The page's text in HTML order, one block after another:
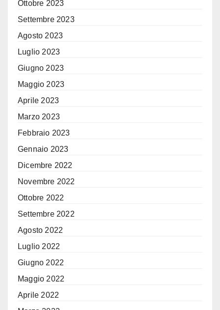
Ottobre 2023
Settembre 2023
Agosto 2023
Luglio 2023
Giugno 2023
Maggio 2023
Aprile 2023
Marzo 2023
Febbraio 2023
Gennaio 2023
Dicembre 2022
Novembre 2022
Ottobre 2022
Settembre 2022
Agosto 2022
Luglio 2022
Giugno 2022
Maggio 2022
Aprile 2022